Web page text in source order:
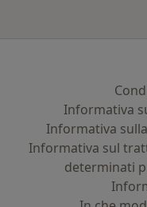
Informativa
Informativa
Informativa sul
determinati